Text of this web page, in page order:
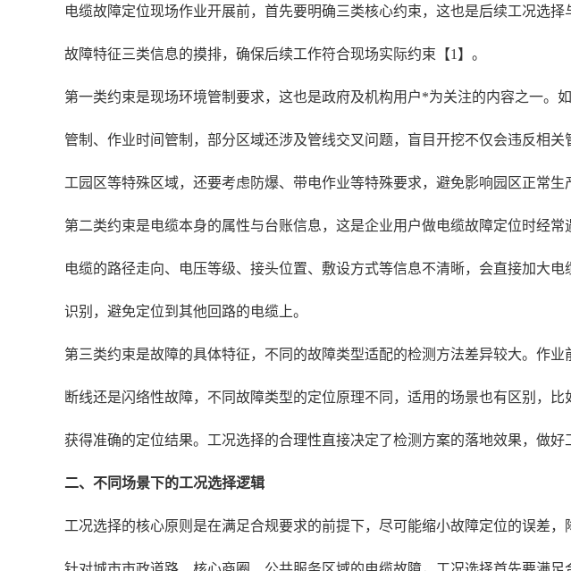
电缆故障定位现场作业开展前，首先要明确三类核心约束，这也是后续工况选
故障特征三类信息的摸排，确保后续工作符合现场实际约束【1】。
第一类约束是现场环境管制要求，这也是政府及机构用户*为关注的内容之一
管制、作业时间管制，部分区域还涉及管线交叉问题，盲目开挖不仅会违反相
工园区等特殊区域，还要考虑防爆、带电作业等特殊要求，避免影响园区正常生
第二类约束是电缆本身的属性与台账信息，这是企业用户做电缆故障定位时经
电缆的路径走向、电压等级、接头位置、敷设方式等信息不清晰，会直接加大
识别，避免定位到其他回路的电缆上。
第三类约束是故障的具体特征，不同的故障类型适配的检测方法差异较大。作业
断线还是闪络性故障，不同故障类型的定位原理不同，适用的场景也有区别，
获得准确的定位结果。工况选择的合理性直接决定了检测方案的落地效果，做好
二、不同场景下的工况选择逻辑
工况选择的核心原则是在满足合规要求的前提下，尽可能缩小故障定位的误差